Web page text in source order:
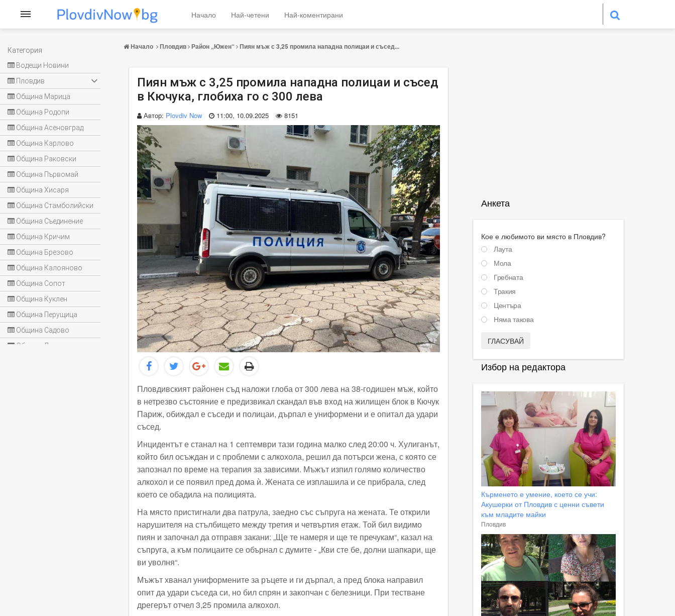
Категория
Водещи Новини
Пловдив
Община Марица
Община Родопи
Община Асеновград
Община Карлово
Община Раковски
Община Първомай
Община Хисаря
Община Стамболийски
Община Съединение
Община Кричим
Община Брезово
Община Калояново
Община Сопот
Община Куклен
Община Перущица
Община Садово
Община Лъки
Начало Най-четени Най-коментирани
Начало Пловдив Район „Южен“ Пиян мъж с 3,25 промила нападна полицаи и съсед...
Пиян мъж с 3,25 промила нападна полицаи и съсед
в Кючука, глобиха го с 300 лева
Автор: Plovdiv Now 11:00, 10.09.2025 8151
Пловдивският районен съд наложи глоба от 300 лева на 38-годишен мъж, който
в нетрезво състояние е предизвикал скандал във вход на жилищен блок в Кючук
Париж, обиждал е съседи и полицаи, дърпал е униформени и е опитал да удари
съсед.
Инцидентът е станал на 1 септември тази година малко след 20:00 ч. Хулиганът,
който бил осъждан и с проблеми с алкохола, решил да потърси жена, с която се
запознал по време на терапия за зависими. Мъжът изпил голямо количество
алкохол и се появил пред дома ѝ. Жената се изплашила и се прибрала, след
което се обадила на полицията.
На място пристигнали два патрула, заедно със съпруга на жената. Те открили
нарушителя на стълбището между третия и четвъртия етаж. Той бил видимо
пиян и започнал да отправя закани: „Ще те намеря и ще те пречукам“, казал на
съпруга, а към полицаите се обърнал с думите - „Кви сте бе, долни шапкари, ще
ви уволня“.
Мъжът хванал униформените за ръцете и ги дърпал, а пред блока направил
опит да удари съседа си, но бил спрян и закопчан с белезници. При тестване
дрегерът отчел 3,25 промила алкохол.
Анкета
Кое е любимото ви място в Пловдив?
Лаута
Мола
Гребната
Тракия
Центъра
Няма такова
ГЛАСУВАЙ
Избор на редактора
Кърменето е умение, което се учи:
Акушерки от Пловдив с ценни съвети
към младите майки
Пловдив